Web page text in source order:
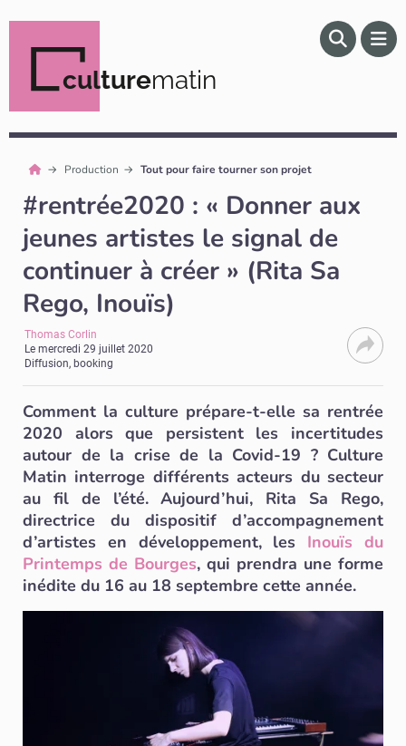
culturematin
Production Tout pour faire tourner son projet
#rentrée2020 : « Donner aux
jeunes artistes le signal de
continuer à créer » (Rita Sa
Rego, Inouïs)
Thomas Corlin
Lemercredi 29 juillet 2020
Diffusion, booking
Comment la culture prépare-t-elle sa rentrée
2020 alors que persistent les incertitudes
autour de la crise de la Covid-19 ? Culture
Matin interroge différents acteurs du secteur
au fil de l’été. Aujourd’hui, Rita Sa Rego,
directrice du dispositif d’accompagnement
d’artistes en développement, les Inouïs du
Printemps de Bourges, qui prendra une forme
inédite du 16 au 18 septembre cette année.